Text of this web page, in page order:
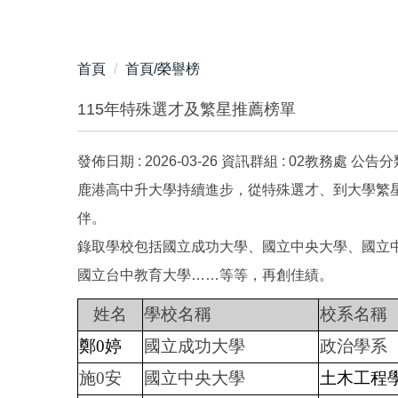
首頁 首頁/榮譽榜
115年特殊選才及繁星推薦榜單
發佈日期 : 2026-03-26 資訊群組 : 02教務處 公告
鹿港高中升大學持續進步，從特殊選才、到大學
伴。
錄取學校包括國立成功大學、國立中央大學、國
國立台中教育大學……等等，再創佳績。
姓名 學校名稱
校系名稱
鄭0婷
國立成功大學
政治學系
施0安
國立中央大學 土木工程